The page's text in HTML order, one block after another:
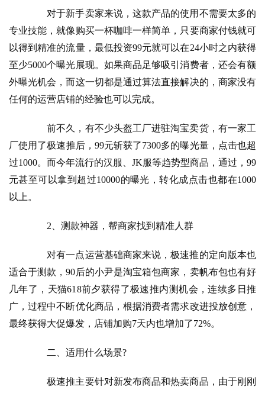
对于新手卖家来说，这款产品的使用不需要太多的
专业技能，就像购买一杯咖啡一样简单，只要商家付钱就可
以得到精准的流量，最低投资99元就可以在24小时之内获得
至少5000个曝光展现。如果商品足够吸引消费者，还会有额
外曝光机会，而这一切都是通过算法直接解决的，商家没有
任何的运营店铺的经验也可以完成。
前不久，有不少头盔工厂进驻淘宝卖货，有一家工
厂使用了极速推后，99元斩获了7300多的曝光量，点击也超
过1000。而今年流行的汉服、JK服等趋势型商品，通过 ，99
元甚至可以拿到超过10000的曝光，转化成点击也都在1000
以上。
2、测款神器，帮商家找到精准人群
对有一点运营基础商家来说，极速推的定向版本也
适合于测款，90后的小尹是淘宝箱包商家，卖帆布包也有好
几年了，天猫618前夕获得了极速推内测机会，连续多日推
广，过程中不断优化商品，根据消费者需求改进投放创意，
最终获得大促爆发，店铺加购7天内也增加了72%。
二、适用什么场景?
极速推主要针对新发布商品和热卖商品，由于刚刚